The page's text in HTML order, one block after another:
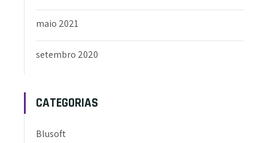
maio 2021
setembro 2020
CATEGORIAS
Blusoft